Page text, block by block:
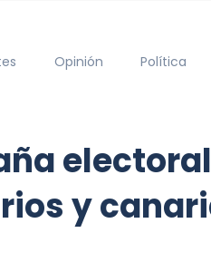
Opinión Política
y